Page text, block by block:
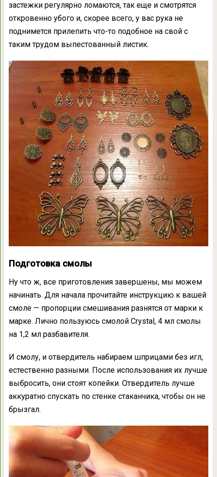
застежки регулярно ломаются, так еще и смотрятся
откровенно убого и, скорее всего, у вас рука не
поднимется прилепить что-то подобное на свой с
таким трудом выпестованный листик.
Подготовка смолы
Ну что ж, все приготовления завершены, мы можем
начинать. Для начала прочитайте инструкцию к вашей
смоле — пропорции смешивания разнятся от марки к
марке. Лично пользуюсь смолой Crystal, 4 мл смолы
на 1,2 мл разбавителя.
И смолу, и отвердитель набираем шприцами без игл,
естественно разными. После использования их лучше
выбросить, они стоят копейки. Отвердитель лучше
аккуратно спускать по стенке стаканчика, чтобы он не
брызгал.